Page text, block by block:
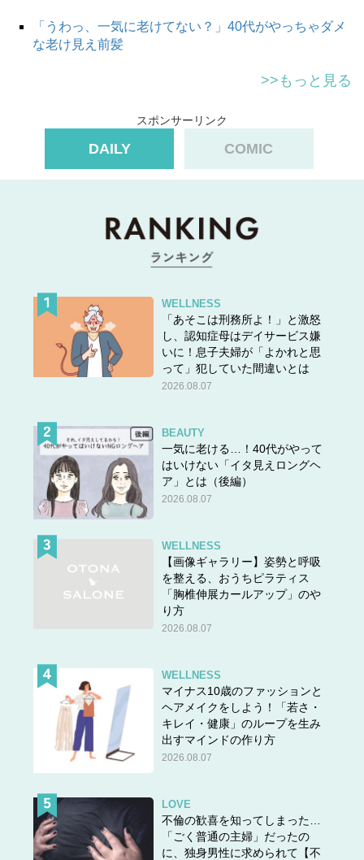
「うわっ、一気に老けてない？」40代がやっちゃダメ
な老け見え前髪
>>もっと見る
スポンサーリンク
DAILY COMIC
WELLNESS
「あそこは刑務所よ！」と激怒
し、認知症母はデイサービス嫌
いに！息子夫婦が「よかれと思
って」犯していた間違いとは
2026.08.07
BEAUTY
一気に老ける…！40代がやって
はいけない「イタ見えロングヘ
ア」とは（後編）
2026.08.07
WELLNESS
【画像ギャラリー】姿勢と呼吸
を整える、おうちピラティス
「胸椎伸展カールアップ」のや
り方
2026.08.07
WELLNESS
マイナス10歳のファッションと
ヘアメイクをしよう！「若さ・
キレイ・健康」のループを生み
出すマインドの作り方
2026.08.07
LOVE
不倫の歓喜を知ってしまった…
「ごく普通の主婦」だったの
に、独身男性に求められて【不